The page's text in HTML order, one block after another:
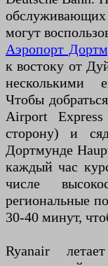
могут
Аэропорт
к востоку от
несколькими
Чтобы
Airport
сторону) и
Дортмунде
каждый час
числе
региональные
30-40 минут,
Ryanair